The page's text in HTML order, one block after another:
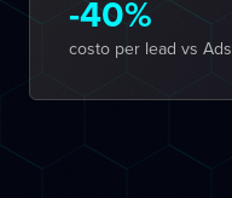
-40%
costo per lead vs Ads